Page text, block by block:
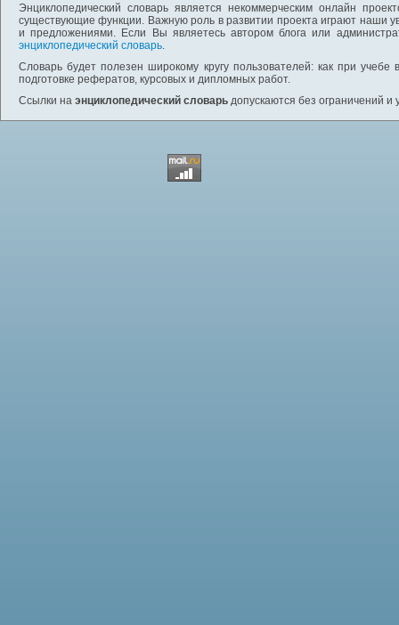
Энциклопедический словарь является некоммерческим онлайн
существующие функции. Важную роль в развитии проекта играют наши
и предложениями. Если Вы являетесь автором блога или
энциклопедический словарь.
Словарь будет полезен широкому кругу пользователей: как при
подготовке рефератов, курсовых и дипломных работ.
Ссылки на энциклопедический словарь допускаются без ограничений и